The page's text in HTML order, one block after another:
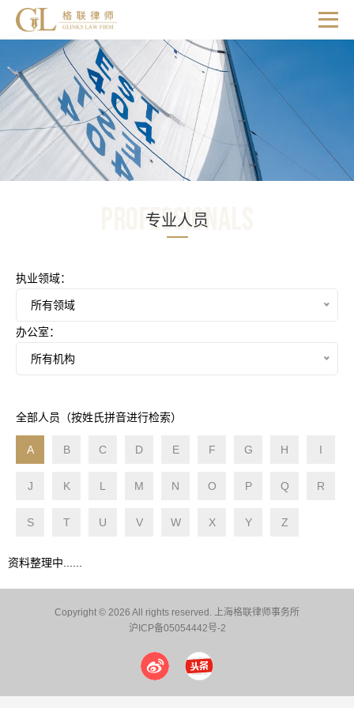
Professionals
专业人员
执业领域：
所有领域
办公室：
所有机构
全部人员（按姓氏拼音进行检索）
A B C D E F G H I
J K L M N O P Q R
S T U V W X Y Z
资料整理中......
Copyright © 2026 All rights reserved. 上海格联律师事务所
沪ICP备05054442号-2